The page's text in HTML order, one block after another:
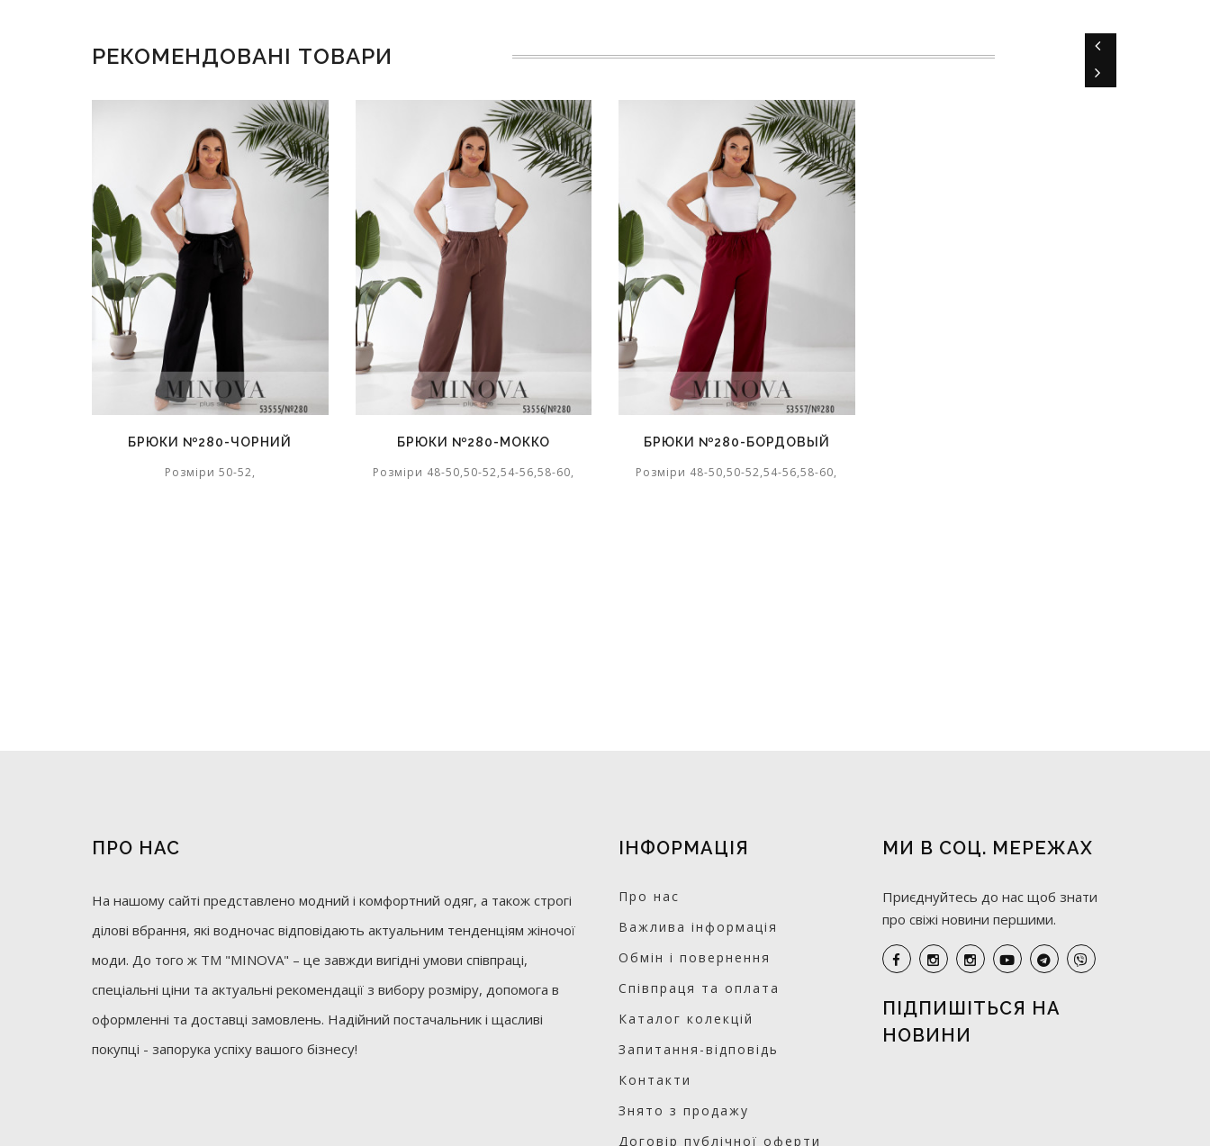
РЕКОМЕНДОВАНІ ТОВАРИ
БРЮКИ №280-ЧОРНИЙ
Розміри 50-52,
БРЮКИ №280-МОККО
Розміри 48-50,50-52,54-56,58-60,
БРЮКИ №280-БОРДОВЫЙ
Розміри 48-50,50-52,54-56,58-60,
ПРО НАС
На нашому сайті представлено модний і комфортний одяг, а також строгі
ділові вбрання, які водночас відповідають актуальним тенденціям жіночої
моди. До того ж ТМ "MINOVA" – це завжди вигідні умови співпраці,
спеціальні ціни та актуальні рекомендації з вибору розміру, допомога в
оформленні та доставці замовлень. Надійний постачальник і щасливі
покупці - запорука успіху вашого бізнесу!
ІНФОРМАЦІЯ
Про нас
Важлива інформація
Обмін і повернення
Співпраця та оплата
Каталог колекцій
Запитання-відповідь
Контакти
Знято з продажу
Договір публічної оферти
МИ В СОЦ. МЕРЕЖАХ
Приєднуйтесь до нас щоб знати
про свіжі новини першими.
ПІДПИШІТЬСЯ НА
НОВИНИ